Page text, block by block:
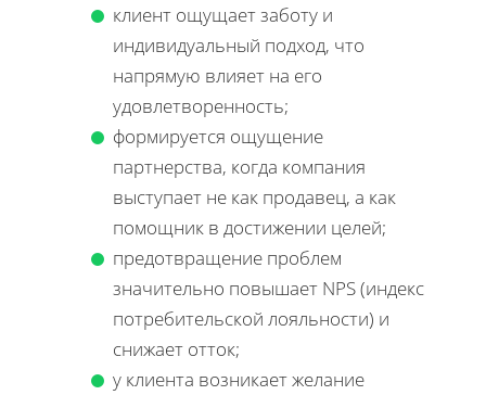
клиент ощущает заботу и
индивидуальный подход, что
напрямую влияет на его
удовлетворенность;
формируется ощущение
партнерства, когда компания
выступает не как продавец, а как
помощник в достижении целей;
предотвращение проблем
значительно повышает NPS (индекс
потребительской лояльности) и
снижает отток;
у клиента возникает желание